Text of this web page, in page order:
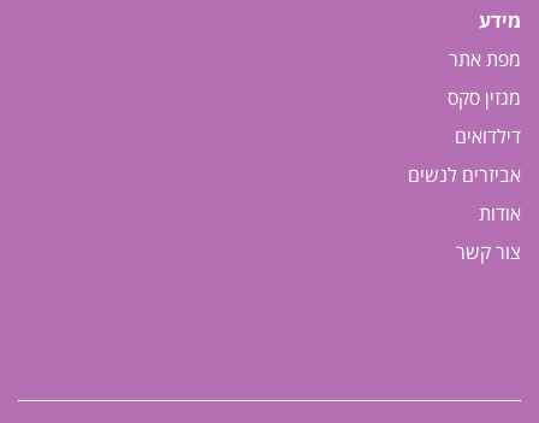
מידע
מפת אתר
מגזין סקס
דילדואים
אביזרים לנשים
אודות
צור קשר